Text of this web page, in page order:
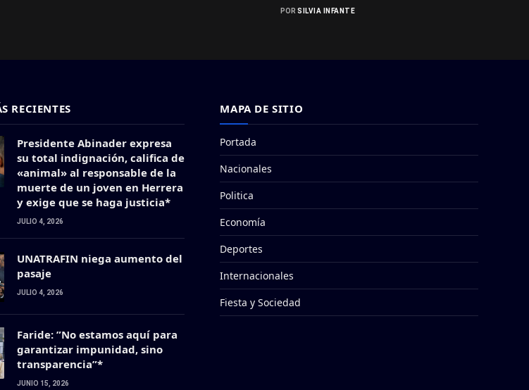
POR SILVIA INFANTE
RECIENTES
Presidente Abinader expresa
su total indignación, califica de
«animal» al responsable de la
muerte de un joven en Herrera
y exige que se haga justicia*
JULIO 4, 2026
UNATRAFIN niega aumento del
pasaje
JULIO 4, 2026
Faride: ”No estamos aquí para
garantizar impunidad, sino
transparencia”*
JUNIO 15, 2026
MAPA DE SITIO
Portada
Nacionales
Politica
Economía
Deportes
Internacionales
Fiesta y Sociedad